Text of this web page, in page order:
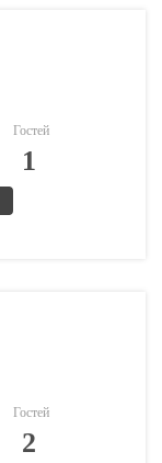
Гостей
1
Гостей
2